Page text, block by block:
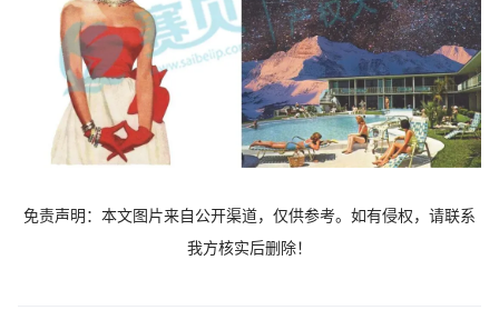
免责声明：本文图片来自公开渠道，仅供参考。如有侵权，请联系
我方核实后删除！